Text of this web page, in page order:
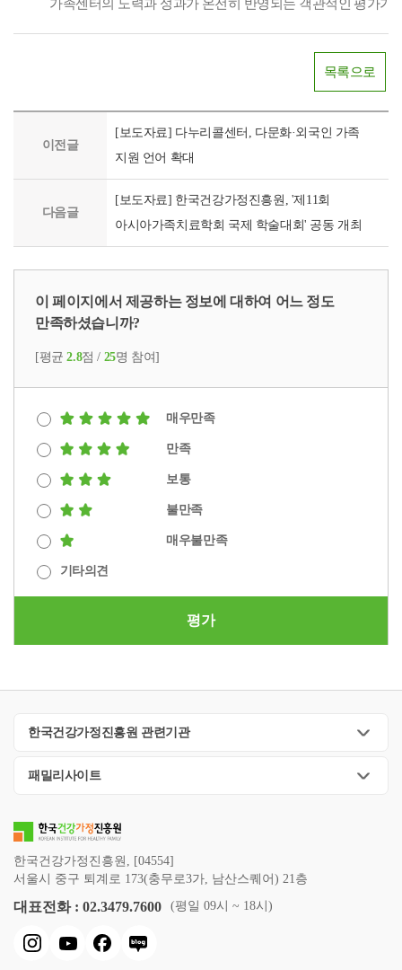
가족센터의 노력과 성과가 온전히 반영되는 객관적인 평가가
목록으로
이전글
[보도자료] 다누리콜센터, 다문화·외국인 가족
지원 언어 확대
다음글
[보도자료] 한국건강가정진흥원, '제11회
아시아가족치료학회 국제 학술대회' 공동 개최
이 페이지에서 제공하는 정보에 대하여 어느 정도
만족하셨습니까?
[평균2.8점 / 25명 참여]
매우만족
만족
보통
불만족
매우불만족
기타의견
평가
한국건강가정진흥원 관련기관
패밀리사이트
한국건강가정진흥원, [04554]
서울시 중구 퇴계로 173(충무로3가, 남산스퀘어) 21층
대표전화 : 02.3479.7600 (평일 09시 ~ 18시)